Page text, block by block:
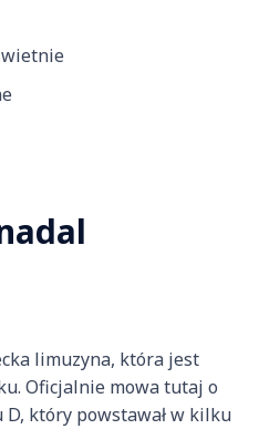
limuzyna, która jest
Oficjalnie mowa tutaj o
który powstawał w kilku